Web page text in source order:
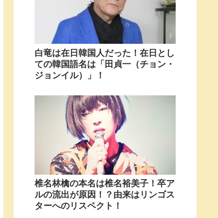
白竜は在日韓国人だった！在日とし
ての韓国語名は「田貞一（チョン・
ジョンイル）」！
椎名林檎の本名は椎名裕美子！卒ア
ルの流出が原因！？由来はリンゴス
ターへのリスペクト！